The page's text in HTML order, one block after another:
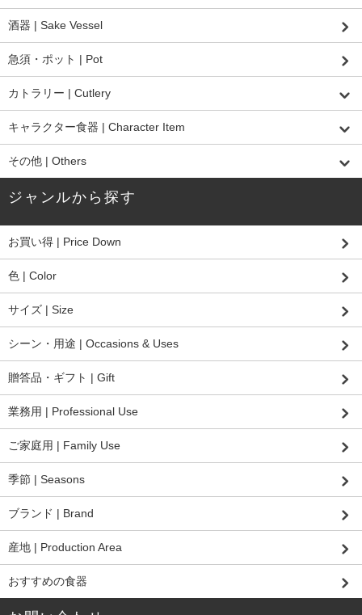
酒器 | Sake Vessel
急須・ポット | Pot
カトラリー | Cutlery
キャラクター食器 | Character Item
その他 | Others
ジャンルから探す
お買い得 | Price Down
色 | Color
サイズ | Size
シーン・用途 | Occasions & Uses
贈答品・ギフト | Gift
業務用 | Professional Use
ご家庭用 | Family Use
季節 | Seasons
ブランド | Brand
産地 | Production Area
おすすめの食器